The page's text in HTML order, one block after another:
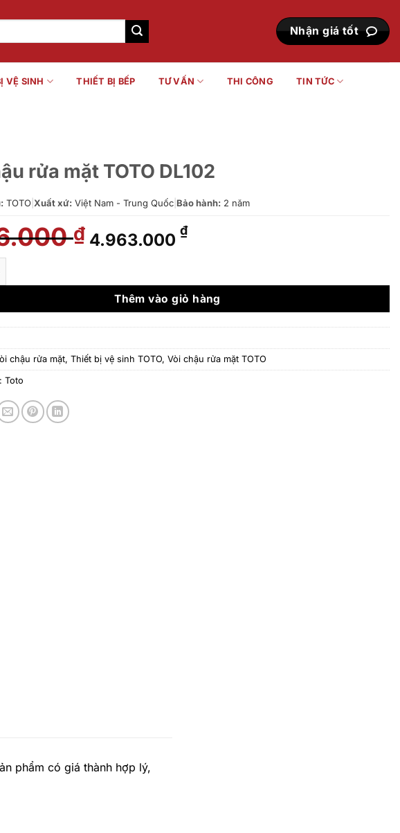
Nhận giá tốt
VỆ SINH THIẾT BỊ BẾP TƯ VẤN THI CÔNG TIN TỨC
rửa mặt TOTO DL102
TOTO Xuất xứ: Việt Nam - Trung Quốc Bảo hành: 2 năm
₫ Giá
gốc
6.146.000 ₫.
4.963.000 ₫Giá
là:
4.963.000 ₫.
mặt TOTO DL102 số lượng
Thêm vào giỏ hàng
chậu rửa mặt, Thiết bị vệ sinh TOTO, Vòi chậu rửa mặt TOTO
Toto
phẩm có giá thành hợp lý,